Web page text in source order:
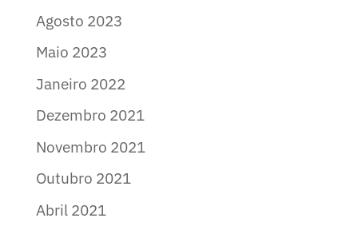
Agosto 2023
Maio 2023
Janeiro 2022
Dezembro 2021
Novembro 2021
Outubro 2021
Abril 2021